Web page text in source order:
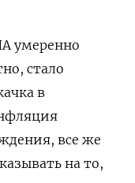
умеренно
стало
в
все же
на то,